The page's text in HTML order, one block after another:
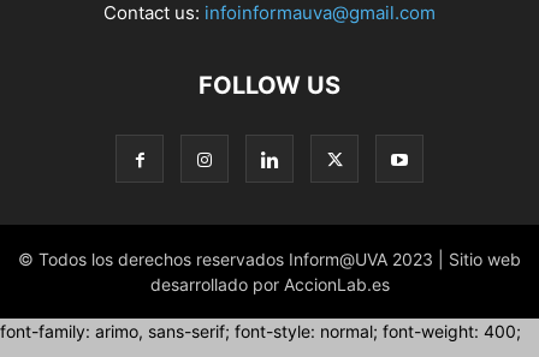
Contact us: infoinformauva@gmail.com
FOLLOW US
© Todos los derechos reservados Inform@UVA 2023 | Sitio web
desarrollado por AccionLab.es
font-family: arimo, sans-serif; font-style: normal; font-weight: 400;